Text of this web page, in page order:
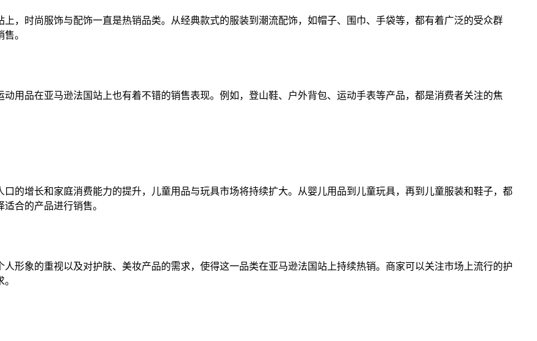
，时尚服饰与配饰一直是热销品类。从经典款式的服装到潮流配饰，如帽子、围巾、手袋等，都有着广泛的受众群
。
用品在亚马逊法国站上也有着不错的销售表现。例如，登山鞋、户外背包、运动手表等产品，都是消费者关注的焦
的增长和家庭消费能力的提升，儿童用品与玩具市场将持续扩大。从婴儿用品到儿童玩具，再到儿童服装和鞋子，都
合的产品进行销售。
形象的重视以及对护肤、美妆产品的需求，使得这一品类在亚马逊法国站上持续热销。商家可以关注市场上流行的护